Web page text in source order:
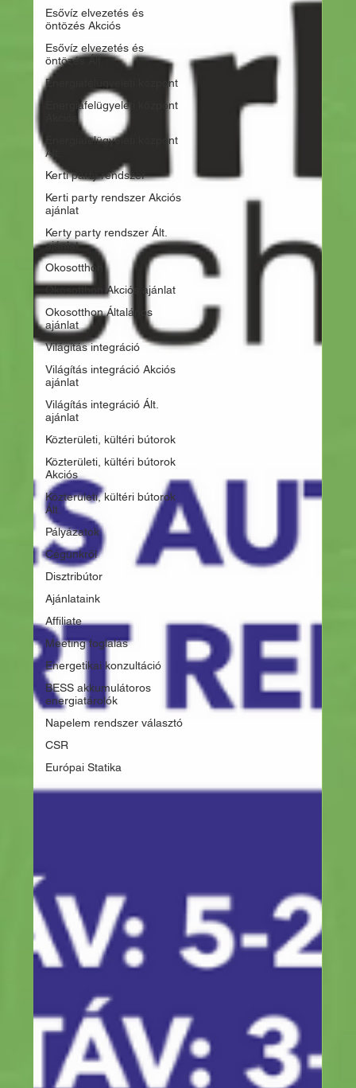
Esővíz elvezetés és
öntözés Akciós
Esővíz elvezetés és
öntözés Ált.
Energiafelügyeleti központ
Energiafelügyeleti központ
Energiafelügyeleti központ
Ált.
Kerti party rendszer
Kerti party rendszer Akciós
ajánlat
Kerty party rendszer Ált.
ajánlat
Okosotthon
Okosotthon Akciós ajánlat
Okosotthon Általános
ajánlat
Világítás integráció
Világítás integráció Akciós
ajánlat
Világítás integráció Ált.
ajánlat
Közterületi, kültéri bútorok
Közterületi, kültéri bútorok
Akciós
Közterületi, kültéri bútorok
Ált.
Pályázatok
Cégünkről
Disztribútor
Ajánlataink
Affiliate
Meeting foglalás
Energetikai konzultáció
BESS akkumulátoros
energiatárolók
Napelem rendszer választó
CSR
Európai Statika